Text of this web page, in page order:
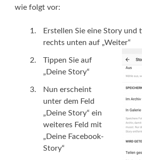
wie folgt vor:
Erstellen Sie eine Story und
rechts unten auf „Weiter“
Tippen Sie auf
„Deine Story“
Nun erscheint
unter dem Feld
„Deine Story“ ein
weiteres Feld mit
„Deine Facebook-
Story“